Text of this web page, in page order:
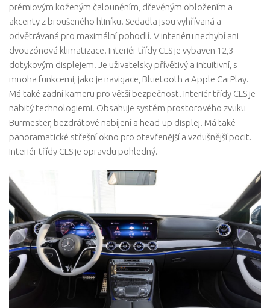
prémiovým koženým čalouněním, dřevěným obložením a
akcenty z broušeného hliníku. Sedadla jsou vyhřívaná a
odvětrávaná pro maximální pohodlí. V interiéru nechybí ani
dvouzónová klimatizace. Interiér třídy CLS je vybaven 12,3
dotykovým displejem. Je uživatelsky přívětivý a intuitivní, s
mnoha funkcemi, jako je navigace, Bluetooth a Apple CarPlay.
Má také zadní kameru pro větší bezpečnost. Interiér třídy CLS je
nabitý technologiemi. Obsahuje systém prostorového zvuku
Burmester, bezdrátové nabíjení a head-up displej. Má také
panoramatické střešní okno pro otevřenější a vzdušnější pocit.
Interiér třídy CLS je opravdu pohledný.